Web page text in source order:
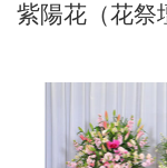
紫陽花（花祭